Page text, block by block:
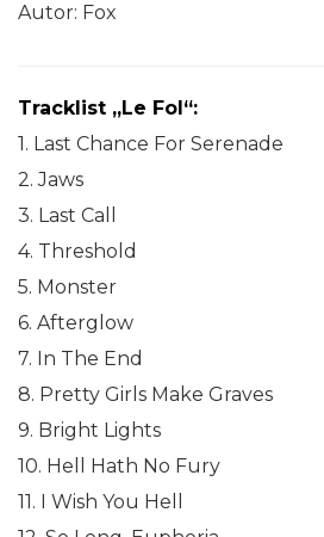
Autor: Fox
Tracklist „Le Fol“:
1. Last Chance For Serenade
2. Jaws
3. Last Call
4. Threshold
5. Monster
6. Afterglow
7. In The End
8. Pretty Girls Make Graves
9. Bright Lights
10. Hell Hath No Fury
11. I Wish You Hell